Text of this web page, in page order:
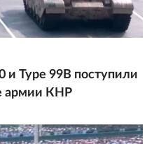
и Type 99В поступили
армии КНР